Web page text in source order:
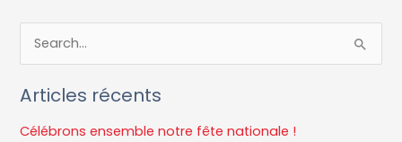
c
h
Articles récents
Célébrons ensemble notre fête nationale !